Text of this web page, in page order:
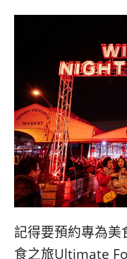
記得要預約專為美
食之旅Ultimate